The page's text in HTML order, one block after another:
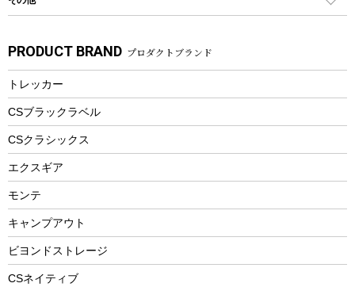
カトラリー
マグカップ、カップ
ステンレスボトル
フードボトル
トレー
ランチョンマット
ランチボックス
その他アウトドア雑貨
スプレー関係
ツール、他
パドル
ヘルメット
エアーポンプ
アクセサリー
自転車ウェア
ラッシュガード
パラソル
フローティングベスト
ヘルメット
エアーポンプ
ビーチテント
ウィンター
スノーシュー
防寒ウェア
湯たんぽ
防災用品
PRODUCT BRAND プロダクトブランド
トレッカー
CSブラックラベル
CSクラシックス
エクスギア
モンテ
キャンプアウト
ビヨンドストレージ
CSネイティブ